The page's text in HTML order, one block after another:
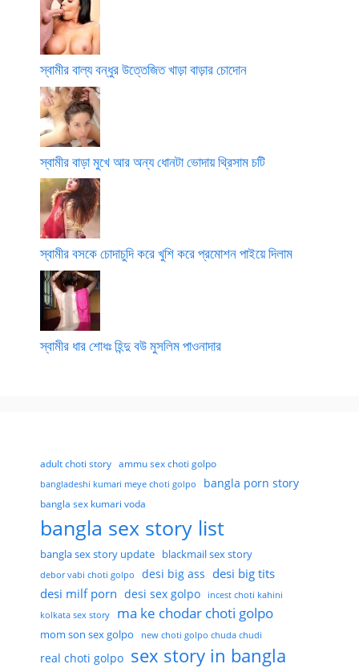
স্বামীর বাল্য বন্ধুর উত্তেজিত খাড়া বাড়ার চোদোন
স্বামীর বাড়া মুখে আর অন্য ধোনটা ভোদায় থ্রিসাম চটি
স্বামীর বসকে চোদাচুদি করে খুশি করে প্রমোশন পাইয়ে দিলাম
স্বামীর ধার শোধঃ হিন্দু বউ মুসলিম পাওনাদার
adult choti story ammu sex choti golpo
bangladeshi kumari meye choti golpo bangla porn story
bangla sex kumari voda
bangla sex story list
bangla sex story update blackmail sex story
debor vabi choti golpo desi big ass desi big tits
desi milf porn desi sex golpo incest choti kahini
kolkata sex story ma ke chodar choti golpo
mom son sex golpo new choti golpo chuda chudi
real choti golpo sex story in bangla